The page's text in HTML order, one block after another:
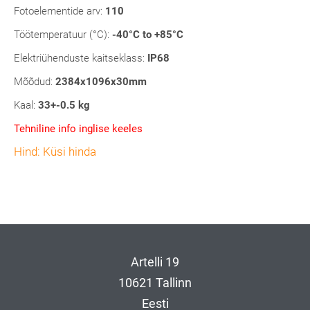
Fotoelementide arv: 110
Töötemperatuur (°C): -40°C to +85°C
Elektriühenduste kaitseklass: IP68
Mõõdud: 2384x1096x30mm
Kaal: 33+-0.5 kg
Tehniline info inglise keeles
Hind: Küsi hinda
Artelli 19
10621 Tallinn
Eesti